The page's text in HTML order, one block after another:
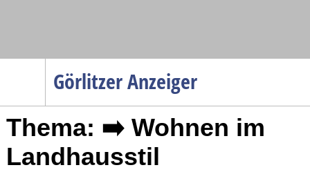
Görlitzer Anzeiger
Menüpunkte
Startseite
Gesellschaft
Thema: ➡️ Wohnen im
Landhausstil